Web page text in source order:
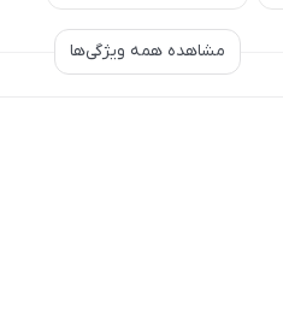
مشاهده همه ویژگی‌ها